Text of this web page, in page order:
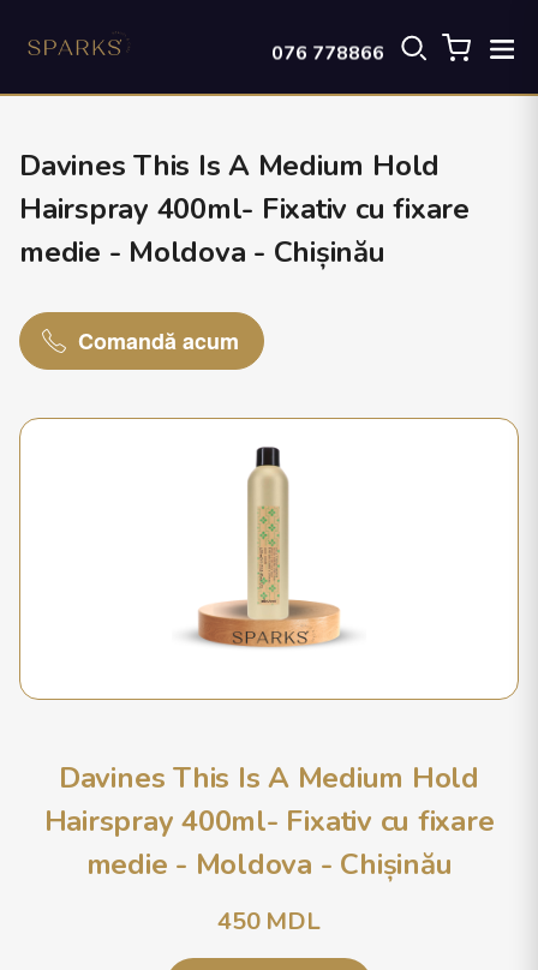
076 778866
Davines This Is A Medium Hold
Hairspray 400ml- Fixativ cu fixare
medie - Moldova - Chișinău
Comandă acum
Davines This Is A Medium Hold
Hairspray 400ml- Fixativ cu fixare
medie - Moldova - Chișinău
450MDL